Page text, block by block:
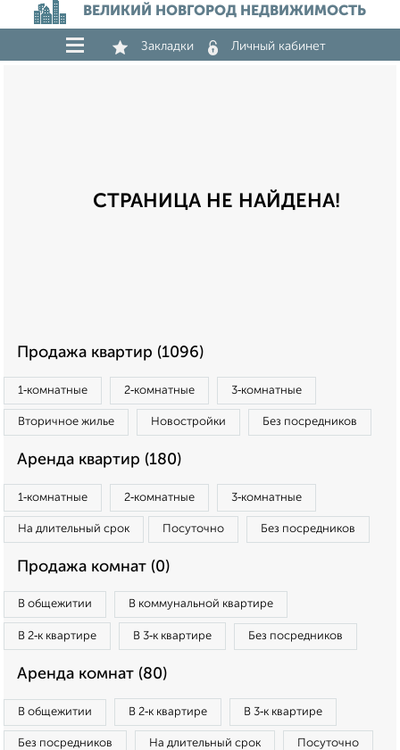
ВЕЛИКИЙ НОВГОРОД НЕДВИЖИМОСТЬ
Закладки Личный кабинет
СТРАНИЦА НЕ НАЙДЕНА!
Продажа квартир (1096)
1‑комнатные 2‑комнатные 3‑комнатные
Вторичное жилье Новостройки Без посредников
Аренда квартир (180)
1‑комнатные 2‑комнатные 3‑комнатные
На длительный срок Посуточно Без посредников
Продажа комнат (0)
В общежитии В коммунальной квартире
В 2‑к квартире В 3‑к квартире Без посредников
Аренда комнат (80)
В общежитии В 2‑к квартире В 3‑к квартире
Без посредников На длительный срок Посуточно